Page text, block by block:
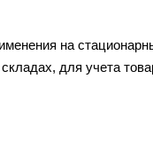
на
для учета